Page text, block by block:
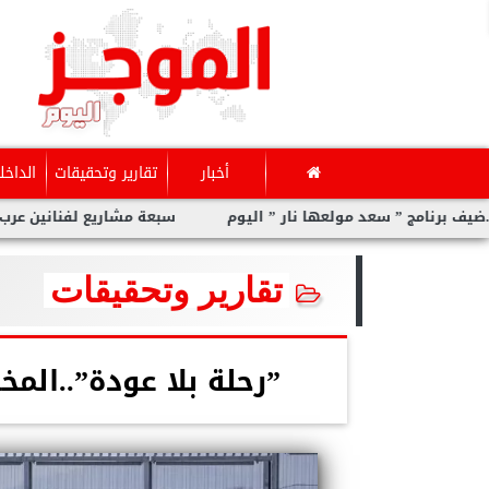
أخبار تقارير وتحقيقات
سبعة مشاريع لفنانين عرب بدعم ” سعد مولعها نار ” اليوم
تقارير وتحقيقات
”رحلة بلا